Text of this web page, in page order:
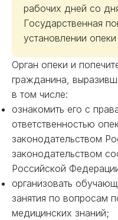
рабочих дней со
Государственная
установлении
Орган опеки и
гражданина,
в том числе:
ознакомить его с
ответственностью
законодательством
законодательством
Российской
организовать
занятия по вопросам
медицинских знаний;